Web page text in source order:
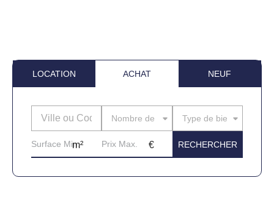
LOCATION ACHAT NEUF
Nombre de piècesType de bien